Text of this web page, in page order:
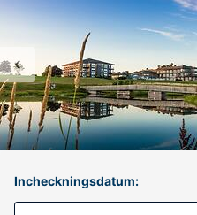
Incheckningsdatum: